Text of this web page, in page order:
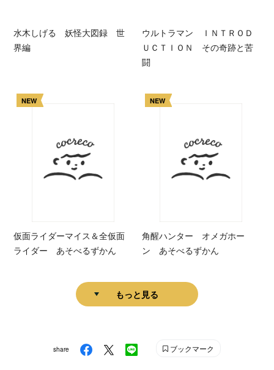
水木しげる 妖怪大図録 世
界編
ウルトラマン ＩＮＴＲＯＤ
ＵＣＴＩＯＮ その奇跡と苦
闘
NEW
仮面ライダーマイス＆全仮面
ライダー あそべるずかん
NEW
角醒ハンター オメガホー
ン あそべるずかん
もっと見る
share ブックマーク